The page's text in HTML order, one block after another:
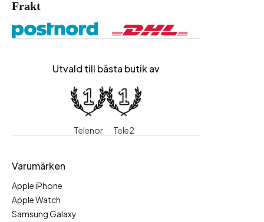
Frakt
Utvald till bästa butik av
Telenor Tele2
Varumärken
Apple iPhone
Apple Watch
Samsung Galaxy